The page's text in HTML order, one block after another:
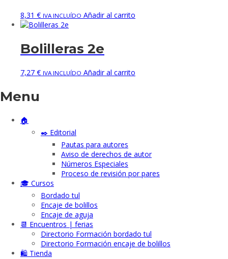
8,31 € IVA INCLUÍDO Añadir al carrito
Bolilleras 2e
7,27 € IVA INCLUÍDO Añadir al carrito
Menu
🏠
✒️ Editorial
Pautas para autores
Aviso de derechos de autor
Números Especiales
Proceso de revisión por pares
🎓 Cursos
Bordado tul
Encaje de bolillos
Encaje de aguja
📆 Encuentros | ferias
Directorio Formación bordado tul
Directorio Formación encaje de bolillos
🛍️ Tienda